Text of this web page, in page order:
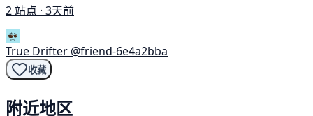
2 站点 · 3天前
True Drifter @friend-6e4a2bba
收藏
附近地区